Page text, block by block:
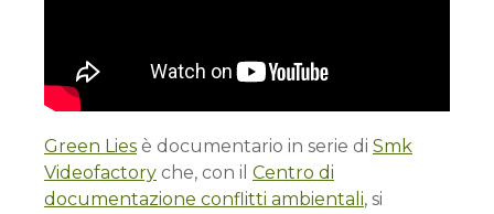
Green Lies è documentario in serie di Smk
Videofactory che, con il Centro di
documentazione conflitti ambientali, si